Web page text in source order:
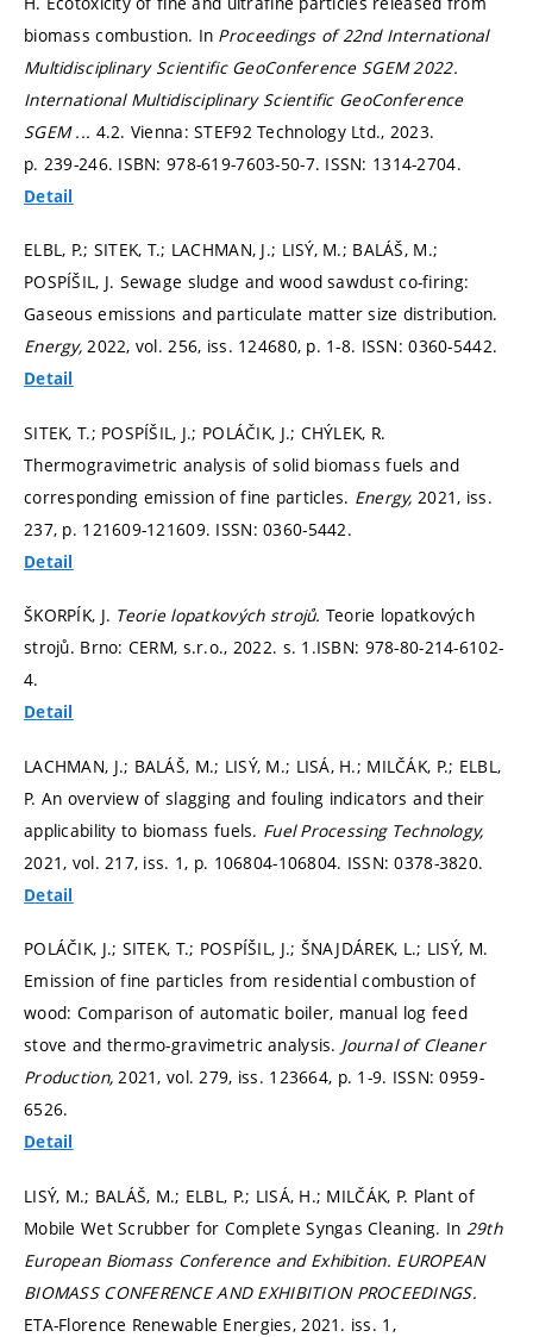
biomass combustion. In Proceedings of 22nd International
Multidisciplinary Scientific GeoConference SGEM 2022.
International Multidisciplinary Scientific GeoConference
SGEM ... 4.2. Vienna: STEF92 Technology Ltd., 2023.
p. 239-246. ISBN: 978-619-7603-50-7. ISSN: 1314-2704.
Detail
ELBL, P.; SITEK, T.; LACHMAN, J.; LISÝ, M.; BALÁŠ, M.;
POSPÍŠIL, J. Sewage sludge and wood sawdust co-firing:
Gaseous emissions and particulate matter size distribution.
Energy,2022, vol. 256, iss. 124680, p. 1-8. ISSN: 0360-5442.
Detail
SITEK, T.; POSPÍŠIL, J.; POLÁČIK, J.; CHÝLEK, R.
Thermogravimetric analysis of solid biomass fuels and
corresponding emission of fine particles. Energy, 2021, iss.
237, p. 121609-121609. ISSN: 0360-5442.
Detail
ŠKORPÍK, J. Teorie lopatkových strojů. Teorie lopatkových
strojů. Brno: CERM, s.r.o., 2022. s. 1.ISBN: 978-80-214-6102-
4.
Detail
LACHMAN, J.; BALÁŠ, M.; LISÝ, M.; LISÁ, H.; MILČÁK, P.; ELBL,
P. An overview of slagging and fouling indicators and their
applicability to biomass fuels. Fuel Processing Technology,
2021, vol. 217, iss. 1, p. 106804-106804. ISSN: 0378-3820.
Detail
POLÁČIK, J.; SITEK, T.; POSPÍŠIL, J.; ŠNAJDÁREK, L.; LISÝ, M.
Emission of fine particles from residential combustion of
wood: Comparison of automatic boiler, manual log feed
stove and thermo-gravimetric analysis. Journal of Cleaner
Production,2021, vol. 279, iss. 123664, p. 1-9. ISSN: 0959-
6526.
Detail
LISÝ, M.; BALÁŠ, M.; ELBL, P.; LISÁ, H.; MILČÁK, P. Plant of
Mobile Wet Scrubber for Complete Syngas Cleaning. In 29th
European Biomass Conference and Exhibition. EUROPEAN
BIOMASS CONFERENCE AND EXHIBITION PROCEEDINGS.
ETA-Florence Renewable Energies, 2021. iss. 1,